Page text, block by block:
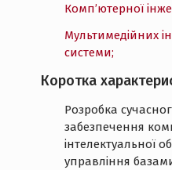
Комп’ютерної
Мультимедійних
системи;
Коротка
Розробка
забезпечення
інтелектуальної
управління